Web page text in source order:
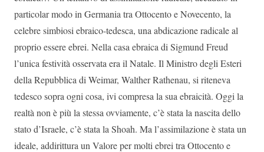
particolar modo in Germania tra Ottocento e Novecento, la
celebre simbiosi ebraico-tedesca, una abdicazione radicale al
proprio essere ebrei. Nella casa ebraica di Sigmund Freud
l’unica festività osservata era il Natale. Il Ministro degli Esteri
della Repubblica di Weimar, Walther Rathenau, si riteneva
tedesco sopra ogni cosa, ivi compresa la sua ebraicità. Oggi la
realtà non è più la stessa ovviamente, c’è stata la nascita dello
stato d’Israele, c’è stata la Shoah. Ma l’assimilazione è stata un
ideale, addirittura un Valore per molti ebrei tra Ottocento e